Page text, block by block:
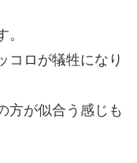
コロが犠牲になり
方が似合う感じも